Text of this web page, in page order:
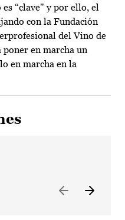
“clave" y por ello, el
con la Fundación
del Vino de
poner en marcha un
en marcha en la